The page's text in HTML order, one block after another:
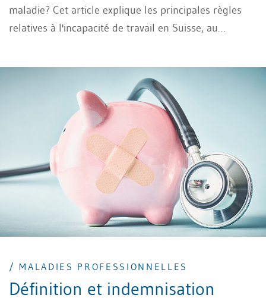
maladie? Cet article explique les principales règles
relatives à l'incapacité de travail en Suisse, au
/ MALADIES PROFESSIONNELLES
Définition et indemnisation